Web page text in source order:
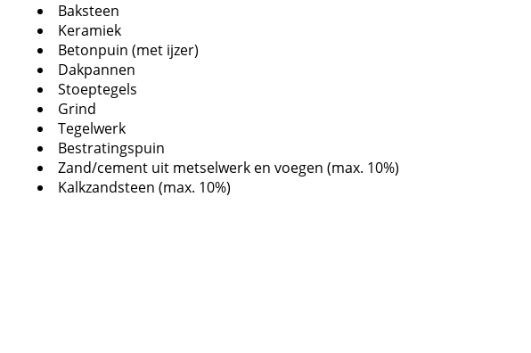
Baksteen
Keramiek
Betonpuin (met ijzer)
Dakpannen
Stoeptegels
Grind
Tegelwerk
Bestratingspuin
Zand/cement uit metselwerk en voegen (max. 10%)
Kalkzandsteen (max. 10%)